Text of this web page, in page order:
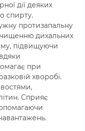
дії деяких
спирту.
протизапальну
дихальних
підвищуючи
при
хворобі.
Сприяє